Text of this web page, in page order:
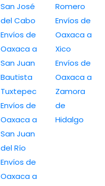
San José
del Cabo
Envíos de
Oaxaca a
San Juan
Bautista
Tuxtepec
Envíos de
Oaxaca a
San Juan
del Río
Envíos de
Oaxaca a
Romero
Envíos de
Oaxaca a
Xico
Envíos de
Oaxaca a
Zamora
de
Hidalgo